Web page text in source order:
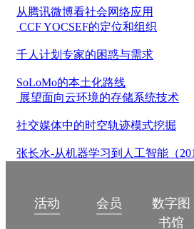
从腾讯微博看社会网络应用
CCF YOCSEF的定位和组织
千人计划专家的困惑与需求
SoLoMo的本土化路线
展望面向云环境的存储系统技术
社交媒体中的时空轨迹模式挖掘
张长水-从机器学习到人工智能（
活动 会员
数字图
书馆